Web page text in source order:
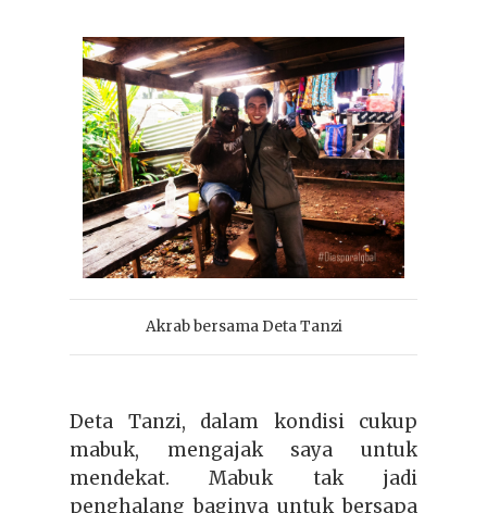
Akrab bersama Deta Tanzi
Deta Tanzi, dalam kondisi cukup
mabuk, mengajak saya untuk
mendekat. Mabuk tak jadi
penghalang baginya untuk bersapa